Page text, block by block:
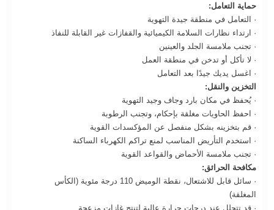
حماية التعامل:
· التعامل في منطقة جيدة التهوية
· ارتداء نظارات السلامة الكيميائية والقفازات غير القابلة للنفاذ
· تجنب ملامسة الجلد والعينين
· لا تأكل أو تدخن في منطقة العمل
· اغسل يديك جيدًا بعد التعامل
التخزين والنقل:
· يُحفظ في مكان بارد وجاف وجيد التهوية
· احفظ الحاويات مغلقة بإحكام، وتجنب الرطوبة
· قم بتخزينه بشكل منفصل عن المؤكسدات القوية
· استخدم التأريض المناسب لمنع تراكم الكهرباء الساكنة
· تجنب ملامسة الأحماض والقواعد القوية
مكافحة الحرائق:
· سائل قابل للاشتعال، نقطة الوميض 110 درجة مئوية (الكأس
المغلقة)
· قد تتحلل عند درجات حرارة عالية لتنتج غازات مزعجة